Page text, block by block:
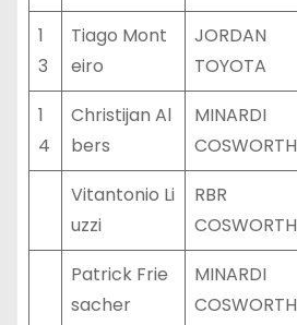
1
3
Tiago Mont
eiro
JORDAN
TOYOTA
1
4
Christijan Al
bers
MINARDI
COSWORTH
Vitantonio Li
uzzi
RBR
COSWORTH
Patrick Frie
sacher
MINARDI
COSWORTH